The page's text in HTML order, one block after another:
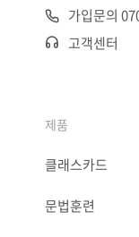
가입문의
고객센터
제품
클래스카드
문법훈련